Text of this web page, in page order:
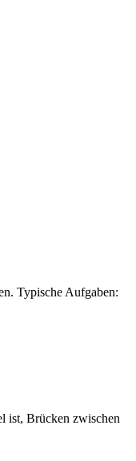
Typische Aufgaben:
ist, Brücken zwischen